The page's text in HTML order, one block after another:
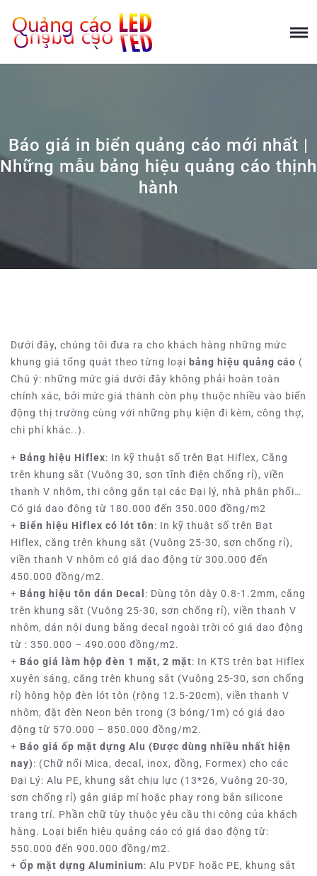
Báo giá in biển quảng cáo mới nhất |
Những mẫu bảng hiệu quảng cáo thịnh
hành
Dưới đây, chúng tôi đưa ra cho khách hàng những mức
khung giá tổng quát theo từng loại bảng hiệu quảng cáo (
Chú ý: những mức giá dưới đây không phải hoàn toàn
chính xác, bởi mức giá thành còn phụ thuộc nhiều vào biến
động thị trường cùng với những phụ kiện đi kèm, công thợ,
chi phí khác..).
+ Bảng hiệu Hiflex: In kỹ thuật số trên Bạt Hiflex, Căng
trên khung sắt (Vuông 30, sơn tĩnh điện chống rỉ), viền
thanh V nhôm, thi công gắn tại các Đại lý, nhà phân phối…
Có giá dao động từ 180.000 đến 350.000 đồng/m2
+ Biển hiệu Hiflex có lót tôn: In kỹ thuật số trên Bạt
Hiflex, căng trên khung sắt (Vuông 25-30, sơn chống rỉ),
viền thanh V nhôm có giá dao động từ 300.000 đến
450.000 đồng/m2.
+ Bảng hiệu tôn dán Decal : Dùng tôn dày 0.8-1.2mm, căng
trên khung sắt (Vuông 25-30, sơn chống rỉ), viền thanh V
nhôm, dán nội dung bằng decal ngoài trời có giá dao động
từ : 350.000 – 490.000 đồng/m2.
+ Báo giá làm hộp đèn 1 mặt, 2 mặt: In KTS trên bạt Hiflex
xuyên sáng, căng trên khung sắt (Vuông 25-30, sơn chống
rỉ) hông hộp đèn lót tôn (rộng 12.5-20cm), viền thanh V
nhôm, đặt đèn Neon bên trong (3 bóng/1m) có giá dao
động từ 570.000 – 850.000 đồng/m2.
+ Báo giá ốp mặt dựng Alu (Được dùng nhiều nhất hiện
nay): (Chữ nổi Mica, decal, inox, đồng, Formex) cho các
Đại Lý: Alu PE, khung sắt chịu lực (13*26, Vuông 20-30,
sơn chống rỉ) gắn giáp mí hoặc phay rong bắn silicone
trang trí. Phần chữ tùy thuộc yêu cầu thi công của khách
hàng. Loại biển hiệu quảng cáo có giá dao động từ:
550.000 đến 900.000 đồng/m2.
+ Ốp mặt dựng Aluminium: Alu PVDF hoặc PE, khung sắt